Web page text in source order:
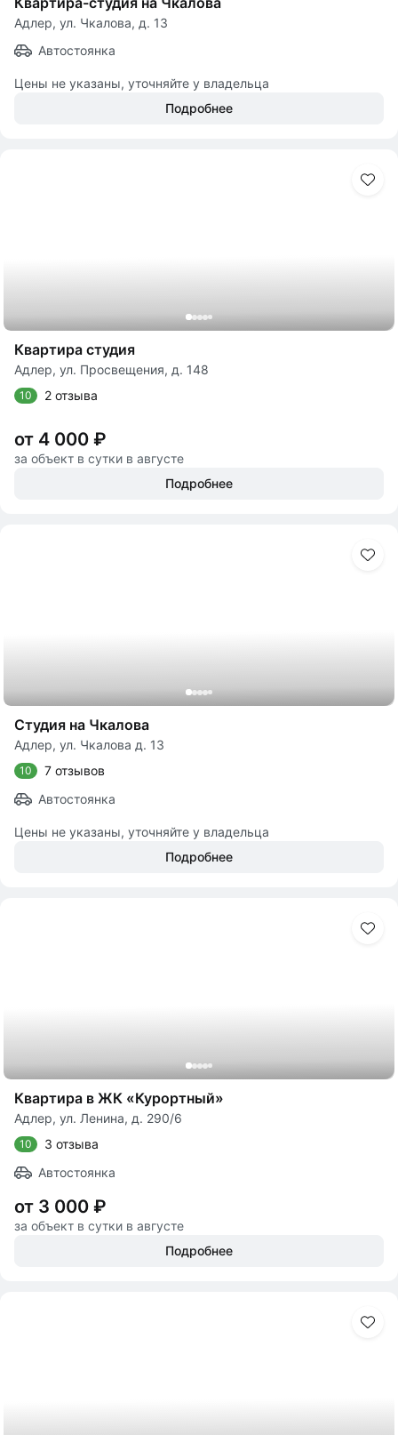
Адлер, ул. Чкалова, д. 13
Автостоянка
Цены не указаны, уточняйте у владельца
Подробнее
Квартира студия
Адлер, ул. Просвещения, д. 148
10 2 отзыва
от 4 000 ₽
за объект в сутки в августе
Подробнее
Студия на Чкалова
Адлер, ул. Чкалова д. 13
10
7 отзывов
Автостоянка
Цены не указаны, уточняйте у владельца
Подробнее
Квартира в ЖК «Курортный»
Адлер, ул. Ленина, д. 290/6
10
3 отзыва
Автостоянка
от 3 000 ₽
за объект в сутки в августе
Подробнее